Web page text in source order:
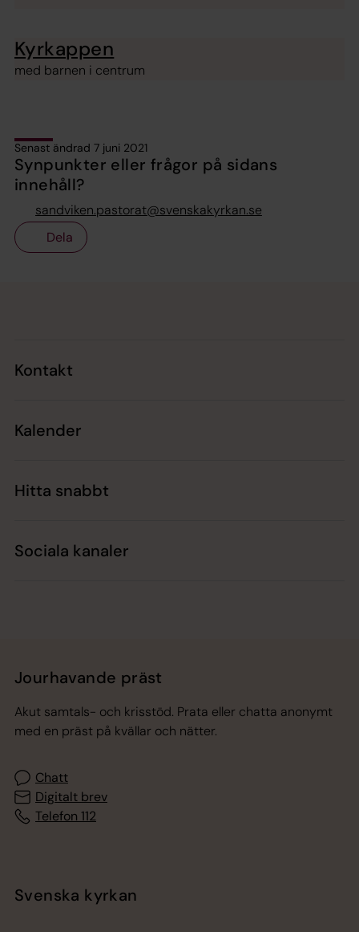
Kyrkappen
med barnen i centrum
Senast ändrad 7 juni 2021
Synpunkter eller frågor på sidans
innehåll?
sandviken.pastorat@svenskakyrkan.se
Dela
Kontakt
Kalender
Hitta snabbt
Sociala kanaler
Jourhavande präst
Akut samtals- och krisstöd. Prata eller chatta anonymt
med en präst på kvällar och nätter.
Chatt
Digitalt brev
Telefon 112
Svenska kyrkan